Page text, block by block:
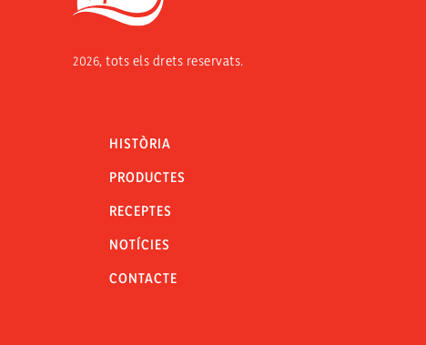
2026, tots els drets reservats.
HISTÒRIA
PRODUCTES
RECEPTES
NOTÍCIES
CONTACTE